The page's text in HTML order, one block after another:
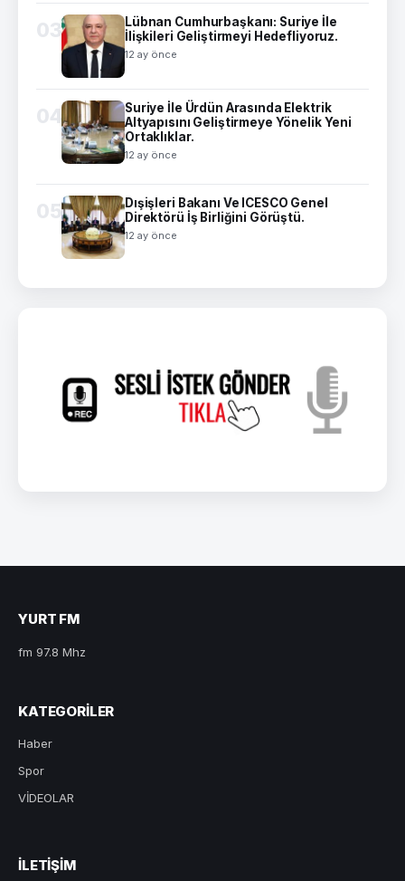
03
Lübnan Cumhurbaşkanı: Suriye İle
İlişkileri Geliştirmeyi Hedefliyoruz.
12 ay önce
04
Suriye İle Ürdün Arasında Elektrik
Altyapısını Geliştirmeye Yönelik Yeni
Ortaklıklar.
12 ay önce
05
Dışişleri Bakanı Ve ICESCO Genel
Direktörü İş Birliğini Görüştü.
12 ay önce
YURT FM
fm 97.8 Mhz
KATEGORILER
Haber
Spor
VİDEOLAR
ILETIŞIM